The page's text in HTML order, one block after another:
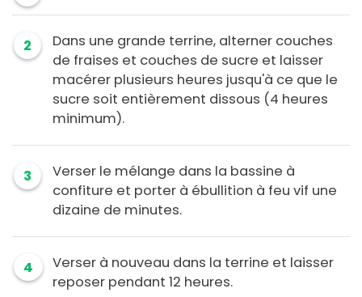
2
Dans une grande terrine, alterner couches
de fraises et couches de sucre et laisser
macérer plusieurs heures jusqu'à ce que le
sucre soit entièrement dissous (4 heures
minimum).
3
Verser le mélange dans la bassine à
confiture et porter à ébullition à feu vif une
dizaine de minutes.
4
Verser à nouveau dans la terrine et laisser
reposer pendant 12 heures.